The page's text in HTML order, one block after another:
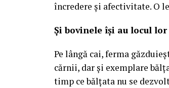
încredere și afectivitate. O
Și bovinele își au locul lor
Pe lângă cai, ferma
cărnii, dar și exemplare
timp ce bălțata nu se